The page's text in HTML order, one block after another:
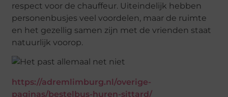
respect voor de chauffeur. Uiteindelijk hebben
personenbusjes veel voordelen, maar de ruimte
en het gezellig samen zijn met de vrienden staat
natuurlijk voorop.
https://adremlimburg.nl/overige-
paginas/bestelbus-huren-sittard/